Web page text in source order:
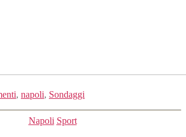
, napoli, Sondaggi
Categorie
Napoli Sport